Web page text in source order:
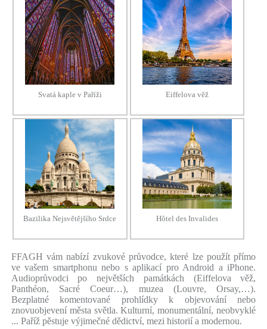
Svatá kaple v Paříži Eiffelova věž
Bazilika Nejsvětějšího Srdce Hôtel des Invalides
FFAGH vám nabízí zvukové průvodce, které lze použít přímo
ve vašem smartphonu nebo s aplikací pro Android a iPhone.
Audioprůvodci po největších památkách (Eiffelova věž,
Panthéon, Sacré Coeur…), muzea (Louvre, Orsay,…).
Bezplatné komentované prohlídky k objevování nebo
znovuobjevení města světla. Kulturní, monumentální, neobvyklé
... Paříž pěstuje výjimečné dědictví, mezi historií a modernou.